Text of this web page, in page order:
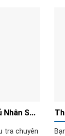
tra chuyên
Vị